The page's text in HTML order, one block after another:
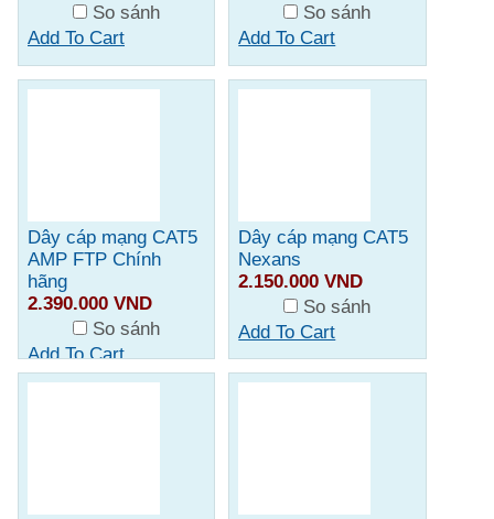
So sánh
Add To Cart
So sánh
Add To Cart
Dây cáp mạng CAT5
AMP FTP Chính
hãng
2.390.000 VND
So sánh
Add To Cart
Dây cáp mạng CAT5
Nexans
2.150.000 VND
So sánh
Add To Cart